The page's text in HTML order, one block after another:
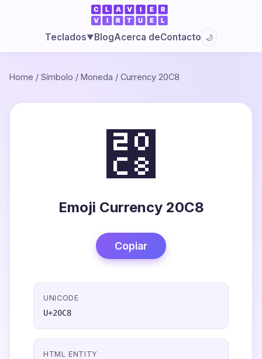
Teclados▼BlogAcerca deContacto 🌙
Home / Símbolo / Moneda / Currency 20C8
⃈
Emoji Currency 20C8
Copiar
UNICODE
U+20C8
HTML ENTITY